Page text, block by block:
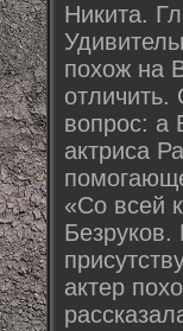
Никита.
похож на
отличить.
вопрос: а
актриса
«Со всей
Безруков.
актер